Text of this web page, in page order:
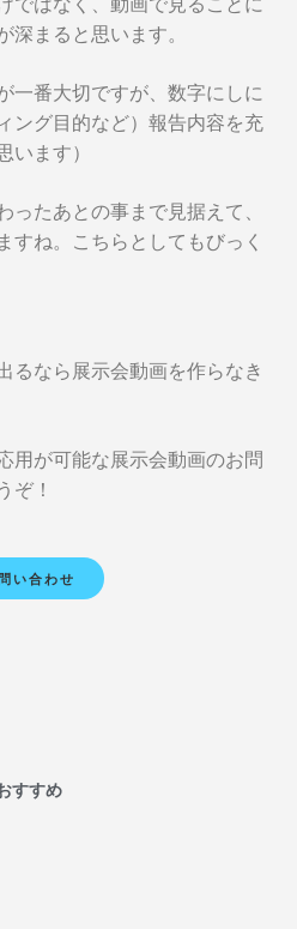
まると思います。
一番大切ですが、数字にしに
ング目的など）報告内容を充
ます）
たあとの事まで見据えて、
すね。こちらとしてもびっく
るなら展示会動画を作らなき
用が可能な展示会動画のお問
ぞ！
い合わせ
すすめ